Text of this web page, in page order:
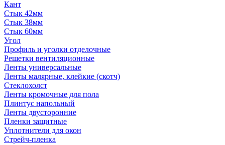
Кант
Стык 42мм
Стык 38мм
Стык 60мм
Угол
Профиль и уголки отделочные
Решетки вентиляционные
Ленты универсальные
Ленты малярные, клейкие (скотч)
Стеклохолст
Ленты кромочные для пола
Плинтус напольный
Ленты двусторонние
Пленки защитные
Уплотнители для окон
Стрейч-пленка